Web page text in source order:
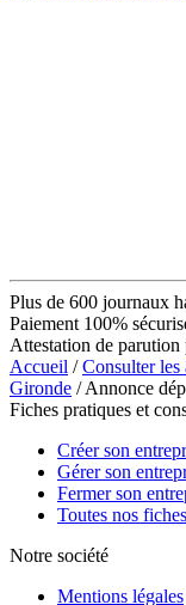
Plus de 600 journaux
Paiement 100%
Attestation de
Accueil /Consulter les
Gironde / Annonce
Fiches pratiques et
Créer son
Gérer son
Fermer son
Toutes nos
Notre société
Mentions légales